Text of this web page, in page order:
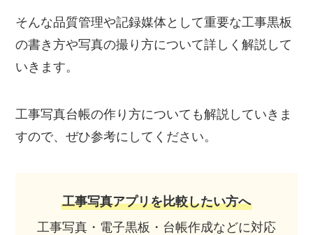
そんな品質管理や記録媒体として重要な工事黒板
の書き方や写真の撮り方について詳しく解説して
いきます。
工事写真台帳の作り方についても解説していきま
すので、ぜひ参考にしてください。
工事写真アプリを比較したい方へ
工事写真・電子黒板・台帳作成などに対応